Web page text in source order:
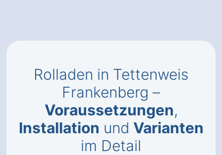
Rolladen in Tettenweis
Frankenberg –
Voraussetzungen,
Installation und Varianten
im Detail